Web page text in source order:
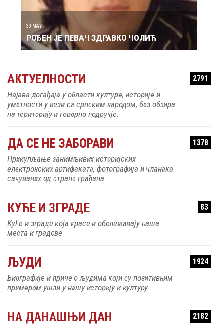
30 MAY
РОЂЕН ЈЕ ПЕВАЧ ЗДРАВКО ЧОЛИЋ
АКТУЕЛНОСТИ 2791
Најава догађаја у области културе, историје и
уметности у вези са српским народом, без обзира
на територију и говорно подручје.
ДА СЕ НЕ ЗАБОРАВИ 1378
Прикупљање занимљивих историјских
електронских артифаката, фотографија и чланака
сачуваних од стране грађана.
КУЋЕ И ЗГРАДЕ 83
Куће и зграде која красе и обележавају наша
места и градове
ЉУДИ 1924
Биографије и приче о људима који су позитивним
примером ушли у нашу историју и културу
НА ДАНАШЊИ ДАН 2182